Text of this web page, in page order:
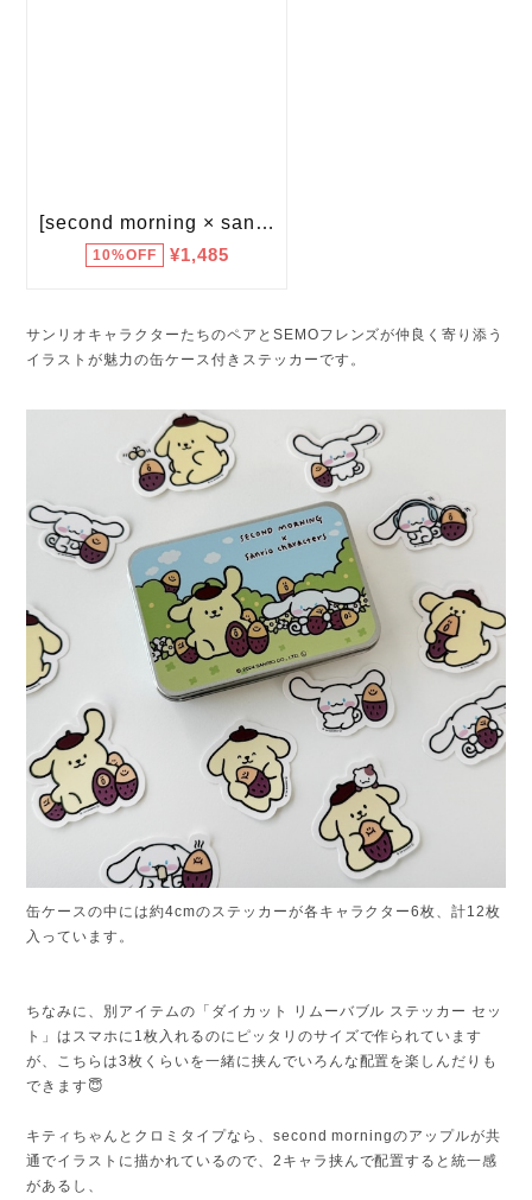
サンリオキャラクターたちのペアとSEMOフレンズが仲良く寄り添う
イラストが魅力の缶ケース付きステッカーです。
缶ケースの中には約4cmのステッカーが各キャラクター6枚、計12枚
入っています。
ちなみに、別アイテムの「ダイカット リムーバブル ステッカー セッ
ト」はスマホに1枚入れるのにピッタリのサイズで作られています
が、こちらは3枚くらいを一緒に挟んでいろんな配置を楽しんだりも
できます😇
キティちゃんとクロミタイプなら、second morningのアップルが共
通でイラストに描かれているので、2キャラ挟んで配置すると統一感
があるし、